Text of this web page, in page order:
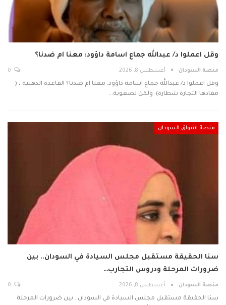
وقل اعملوا د/ عبدالله جماع اسامة داؤود: معنا ام ضدنا؟
منصة السودان أغسطس 8, 2026
وقل اعملوا د/ عبدالله جماع اسامة داؤود: معنا ام ضدنا؟ القاعدة الذهبية ، (
مفادها التجارة شطارة): ولكن لصعوبة…
منصة اشواق السودان
سنا الحقيقة مستقبل مجلس السيادة في السودان.. بين
ضرورات المرحلة ودروس التجارب…
منصة السودان أغسطس 8, 2026
سنا الحقيقة مستقبل مجلس السيادة في السودان.. بين ضرورات المرحلة